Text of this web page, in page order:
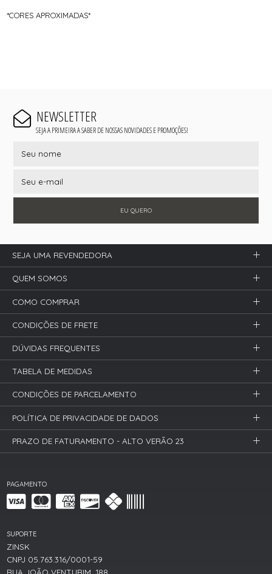
*CORES APROXIMADAS*
NEWSLETTER
SEJA A PRIMEIRA A SABER DE NOSSAS NOVIDADES E PROMOÇÕES!
EU QUERO
PAGAMENTO
SUPORTE
ZINSK
CNPJ 05.763.316/0001-59
RUA JOÃO VENTURIM, 188
SEJA UMA REVENDEDORA
QUEM SOMOS
COMO COMPRAR
CONDIÇÕES DE FRETE
DÚVIDAS FREQUENTES
TABELA DE MEDIDAS
CONDIÇÕES DE PARCELAMENTO
POLÍTICA DE PRIVACIDADE DE DADOS
PRAZO DE FATURAMENTO - ALTO VERÃO 23